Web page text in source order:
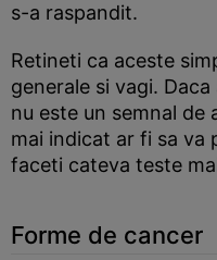
s-a raspandit.
Retineti ca aceste
generale si vagi.
nu este un semnal de
mai indicat ar fi sa va
faceti cateva teste
Forme de cancer